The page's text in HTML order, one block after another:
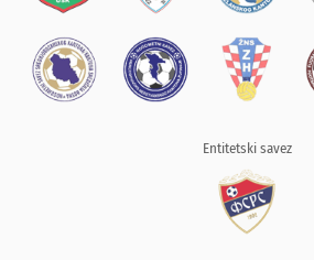
Entitetski savez